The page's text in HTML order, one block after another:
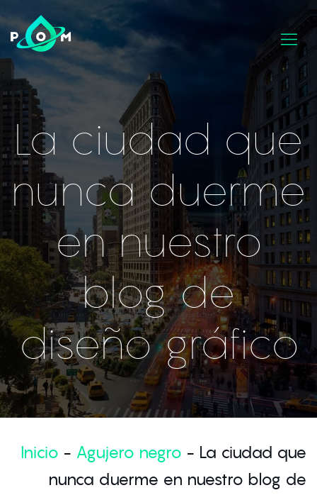
La ciudad que
nunca duerme
en nuestro
blog de
diseño gráfico
Inicio - Agujero negro - La ciudad que
nunca duerme en nuestro blog de